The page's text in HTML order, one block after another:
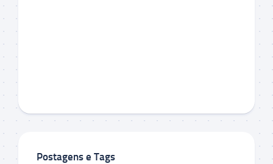
Postagens e Tags